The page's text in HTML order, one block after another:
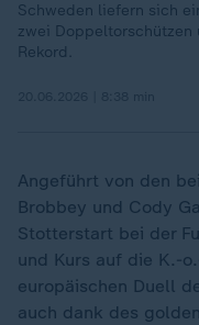
Schweden liefern sich
zwei Doppeltorschützen
Rekord.
Angeführt von den
Brobbey und Cody
Stotterstart bei der
und Kurs auf die K.-
europäischen Duell
auch dank des